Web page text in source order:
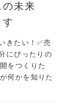
未来
きたい！✅売
にぴったりの
をつくりた
何かを知りた